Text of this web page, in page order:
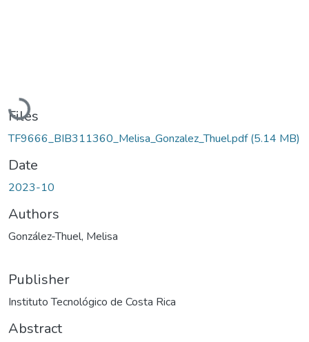
Loading...
Files
TF9666_BIB311360_Melisa_Gonzalez_Thuel.pdf(5.14 MB)
Date
2023-10
Authors
González-Thuel, Melisa
Publisher
Instituto Tecnológico de Costa Rica
Abstract